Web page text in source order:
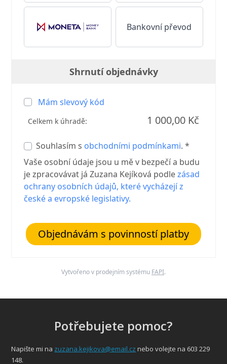
Bankovní převod
Shrnutí objednávky
Mám slevový kód
Celkem k úhradě: 1 000,00 Kč
Souhlasím s obchodními podmínkami. *
Vaše osobní údaje jsou u mě v bezpečí a budu
je zpracovávat já Zuzana Kejíková podlezásad
ochrany osobních údajů, které vycházejí z
české a evropské legislativy.
Objednávám s povinností platby
Vytvořeno v prodejním systému FAPI.
Potřebujete pomoc?
Napište mi na zuzana.kejikova@email.cz nebo volejte na 603 229
148.